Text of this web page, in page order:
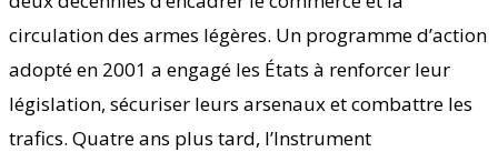
circulation des armes légères. Un programme d’action
adopté en 2001 a engagé les États à renforcer leur
législation, sécuriser leurs arsenaux et combattre les
trafics. Quatre ans plus tard, l’Instrument